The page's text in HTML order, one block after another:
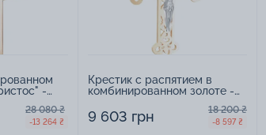
-
28 080 ₴
-13 264 ₴
Крестик с распятием в
комбинированном золоте -
9 603 грн 18 200 ₴
-8 597 ₴